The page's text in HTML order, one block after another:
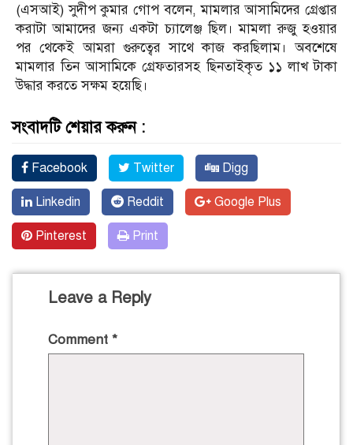
(এসআই) সুদীপ কুমার গোপ বলেন, মামলার আসামিদের গ্রেপ্তার
করাটা আমাদের জন্য একটা চ্যালেঞ্জ ছিল। মামলা রুজু হওয়ার
পর থেকেই আমরা গুরুত্বের সাথে কাজ করছিলাম। অবশেষে
মামলার তিন আসামিকে গ্রেফতারসহ ছিনতাইকৃত ১১ লাখ টাকা
উদ্ধার করতে সক্ষম হয়েছি।
সংবাদটি শেয়ার করুন :
Facebook Twitter Digg
Linkedin Reddit Google Plus
Pinterest Print
Leave a Reply
Comment *